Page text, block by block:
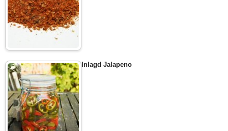
Inlagd Jalapeno